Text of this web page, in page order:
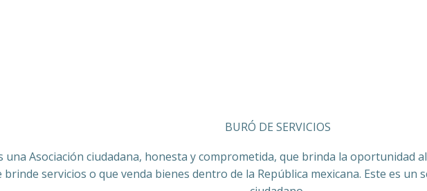
BURÓ DE SERVICIOS
una Asociación ciudadana, honesta y comprometida, que brinda la oportunidad
servicios o que venda bienes dentro de la República mexicana. Este es